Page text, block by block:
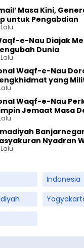
Masa Kini,
untuk Pengabdian
e-Nau Diajak
Dunia
Waqf-e-Nau
yang
Waqf-e-Nau
Jemaat Masa
Nyadran
Indonesia